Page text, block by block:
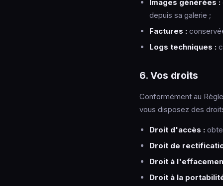
Images générées :
depuis sa galerie ;
Factures :
Logs techniques :
6. Vos droits
Conformément au
vous disposez des
Droit d'accès :
Droit de
Droit à
Droit à la